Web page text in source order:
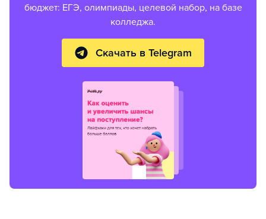
бюджет: ЕГЭ, олимпиады, целевой набор, на базе
колледжа.
Скачать в Telegram